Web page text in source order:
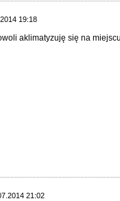
19:18
aklimatyzuję się na
21:02